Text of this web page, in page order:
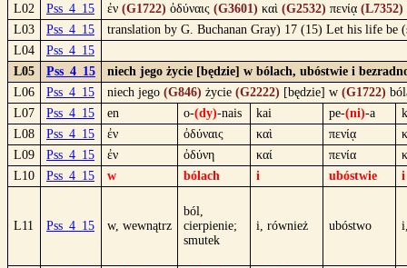
L02 Pss_4_15 ἐν (G1722) ὀδύναις (G3601) καὶ (G2532) πενίᾳ (L7352)
L03
Pss_4_15
translation by G. Buchanan Gray) 17 (15) Let his life be
L04
Pss_4_15
L05
Pss_4_15
niech jego życie [będzie] w bólach, ubóstwie i
L06
Pss_4_15 niech jego (G846) życie (G2222) [będzie] w (G1722)
L07
Pss_4_15 en o-(dy)-nais kai pe-(ni)-a
L08
Pss_4_15 ἐν ὀδύναις καὶ πενίᾳ
L09
Pss_4_15 ἐν ὀδύνη καί πενία
L10
Pss_4_15 w bólach i ubóstwie i
L11 Pss_4_15 w, wewnątrz
ból,
cierpienie;
smutek
i, również ubóstwo